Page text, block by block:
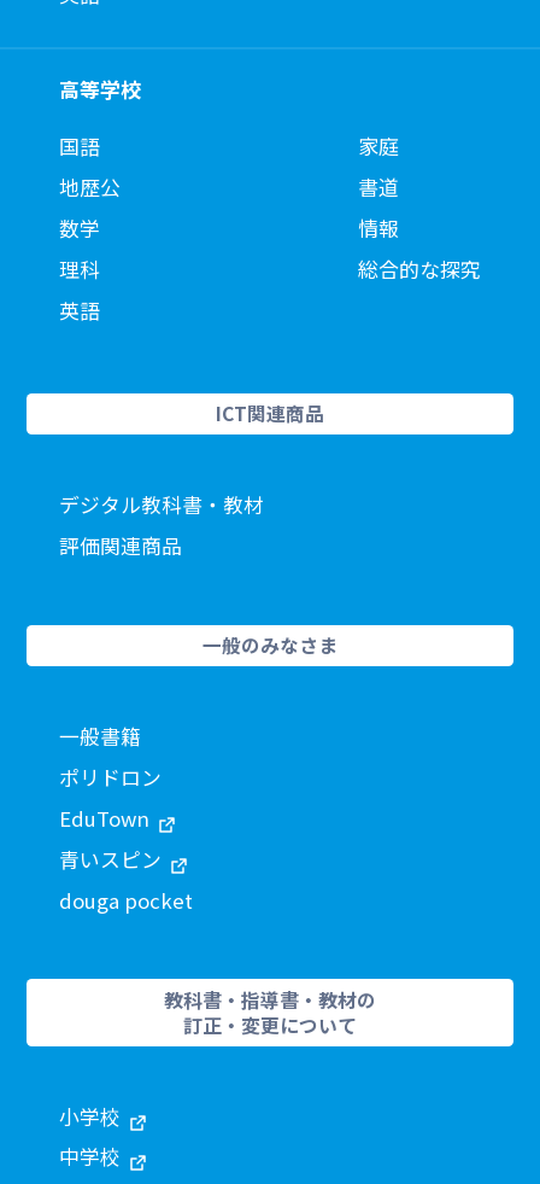
高等学校
国語
地歴公
数学
理科
英語
家庭
書道
情報
総合的な探究
ICT関連商品
デジタル教科書・教材
評価関連商品
一般のみなさま
一般書籍
ポリドロン
EduTown
青いスピン
douga pocket
教科書・指導書・教材の
訂正・変更について
小学校
中学校